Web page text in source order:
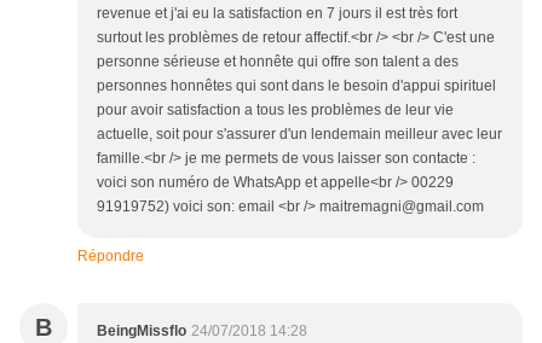
revenue et j'ai eu la satisfaction en 7 jours il est très fort
surtout les problèmes de retour affectif.<br /> <br /> C'est une
personne sérieuse et honnête qui offre son talent a des
personnes honnêtes qui sont dans le besoin d'appui spirituel
pour avoir satisfaction a tous les problèmes de leur vie
actuelle, soit pour s'assurer d'un lendemain meilleur avec leur
famille.<br /> je me permets de vous laisser son contacte :
voici son numéro de WhatsApp et appelle<br /> 00229
91919752) voici son: email <br /> maitremagni@gmail.com
Répondre
B BeingMissflo 24/07/2018 14:28